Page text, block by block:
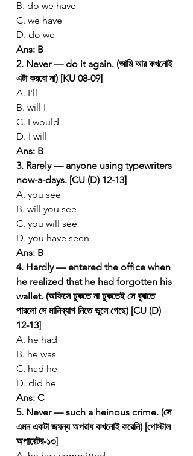
B. do we have
C. we have
D. do we
Ans: B
2. Never — do it again. (আমি আর কখনোই
এটা করবো না) [KU 08-09]
A. I'll
B. will I
C. I would
D. I will
Ans: B
3. Rarely — anyone using typewriters
now-a-days. [CU (D) 12-13]
A. you see
B. will you see
C. you will see
D. you have seen
Ans: B
4. Hardly — entered the office when
he realized that he had forgotten his
wallet. (অফিসে ঢুকতে না ঢুকতেই সে বুঝতে
পারলো সে মানিব্যাগ নিতে ভুলে গেছে) [CU (D)
12-13]
A. he had
B. he was
C. had he
D. did he
Ans: C
5. Never — such a heinous crime. (সে
এমন একটা জঘন্য অপরাধ কখনোই করেনি) [পোস্টাল
অপারেটর-১৩]